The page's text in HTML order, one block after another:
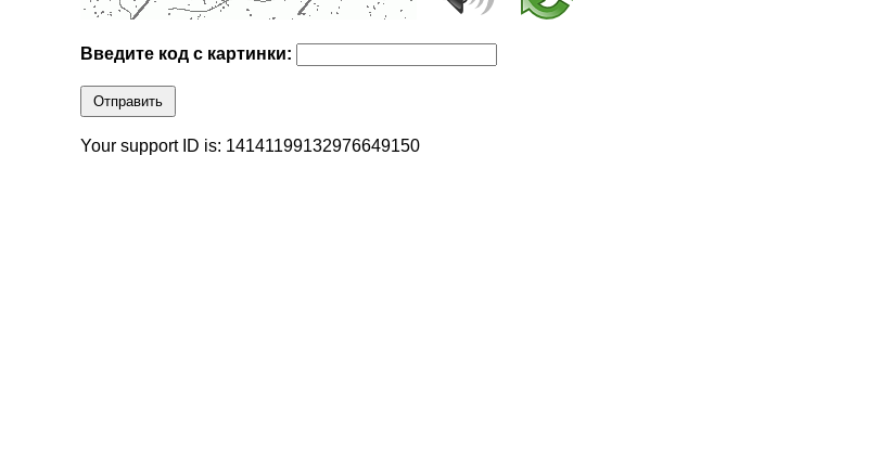
Введите код с картинки:
Отправить
Your support ID is: 14141199132976649150